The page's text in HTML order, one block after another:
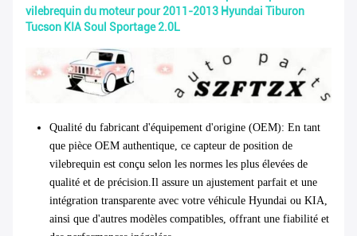
vilebrequin du moteur pour 2011-2013 Hyundai Tiburon
Tucson KIA Soul Sportage 2.0L
Qualité du fabricant d'équipement d'origine (OEM): En tant
que pièce OEM authentique, ce capteur de position de
vilebrequin est conçu selon les normes les plus élevées de
qualité et de précision.Il assure un ajustement parfait et une
intégration transparente avec votre véhicule Hyundai ou KIA,
ainsi que d'autres modèles compatibles, offrant une fiabilité et